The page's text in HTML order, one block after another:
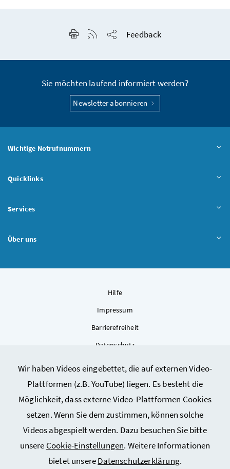
Wir haben Videos eingebettet, die auf externen Video-
Plattformen (z.B. YouTube) liegen. Es besteht die
Möglichkeit, dass externe Video-Plattformen Cookies
setzen. Wenn Sie dem zustimmen, können solche
Videos abgespielt werden. Dazu besuchen Sie bitte
unsere Cookie-Einstellungen. Weitere Informationen
bietet unsereDatenschutzerklärung.
Seite drucken
RSS-Feed anzeigen
Feedback
Sie möchten laufend informiert werden?
Newsletter abonnieren
Wichtige Notrufnummern
Quicklinks
Services
Über uns
Hilfe
Impressum
Barrierefreiheit
Datenschutz
Sitemap
Cookie-Einstellungen